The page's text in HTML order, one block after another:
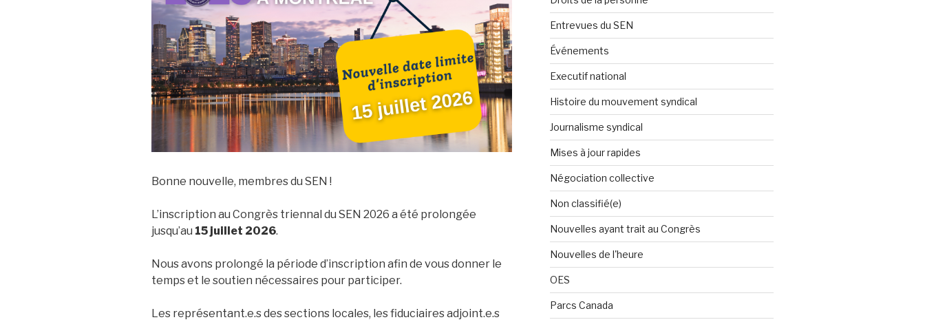
Bonne nouvelle, membres du SEN !
L’inscription au Congrès triennal du SEN 2026 a été prolongée
jusqu’au 15 juillet 2026.
Nous avons prolongé la période d’inscription afin de vous donner le
temps et le soutien nécessaires pour participer.
Les représentant.e.s des sections locales, les fiduciaires adjoint.e.s
Entrevues du SEN
Événements
Executif national
Histoire du mouvement syndical
Journalisme syndical
Mises à jour rapides
Négociation collective
Non classifié(e)
Nouvelles ayant trait au Congrès
Nouvelles de l'heure
OES
Parcs Canada